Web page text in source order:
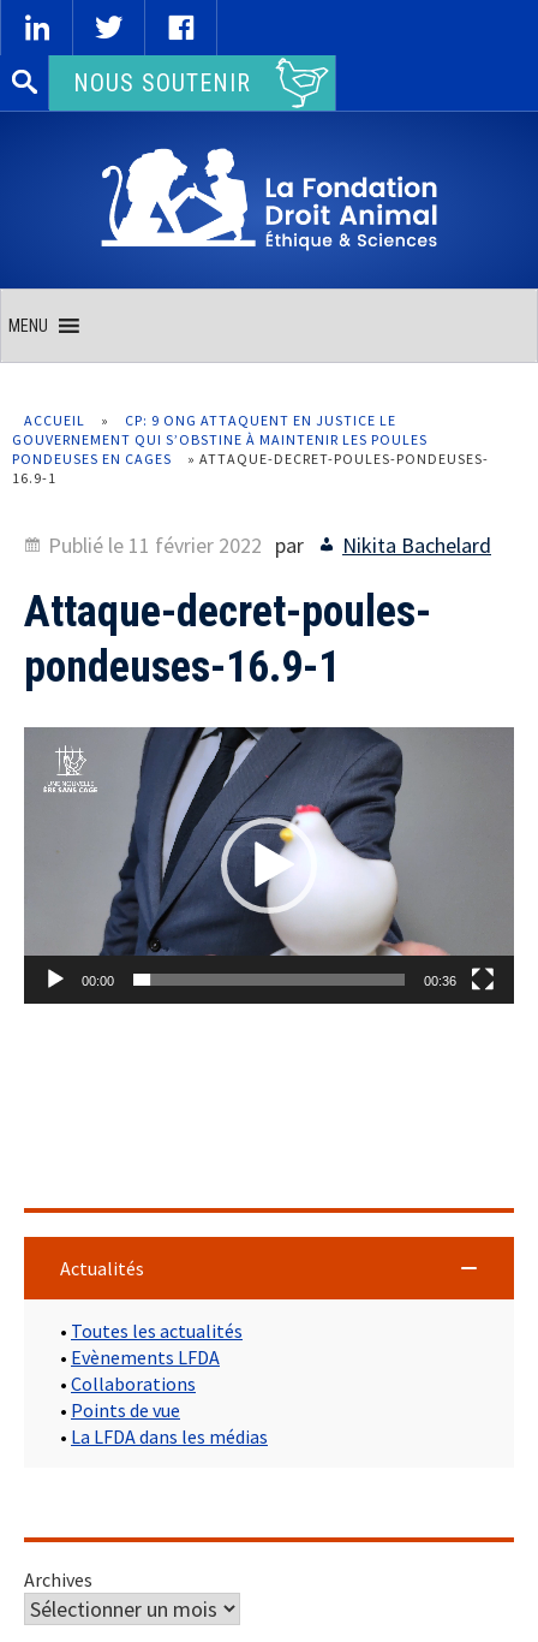
Rechercher :NOUS SOUTENIR
MENU
ACCUEIL »
CP: 9 ONG ATTAQUENT EN JUSTICE LE
GOUVERNEMENT QUI S’OBSTINE À MAINTENIR LES POULES
PONDEUSES EN CAGES
» ATTAQUE-DECRET-POULES-PONDEUSES-
16.9-1
Publié le 11 février 2022 par Nikita Bachelard
Attaque-decret-poules-
pondeuses-16.9-1
Lecteur
vidéo
00:00 00:36
Actualités
• Toutes les actualités
• Evènements LFDA
• Collaborations
• Points de vue
• La LFDA dans les médias
Archives